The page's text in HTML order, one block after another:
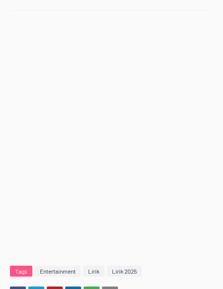
Tags Entertainment Lirik Lirik 2025